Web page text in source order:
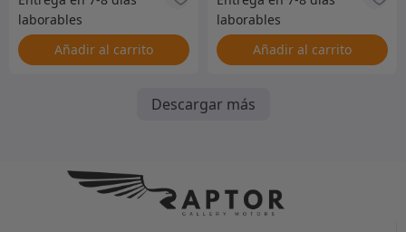
Añadir al carrito Añadir al carrito
Descargar más